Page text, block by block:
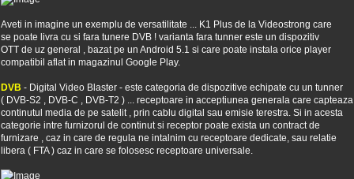
Aveti in imagine un exemplu de versatilitate ... K1 Plus de la Videostrong care
se poate livra cu si fara tunere DVB ! varianta fara tunner este un dispozitiv
OTT de uz general , bazat pe un Android 5.1 si care poate instala orice player
compatibil aflat in magazinul Google Play.
DVB - Digital Video Blaster - este categoria de dispozitive echipate cu un tunner
( DVB-S2 , DVB-C , DVB-T2 ) ... receptoare in acceptiunea generala care capteaza
continutul media de pe satelit , prin cablu digital sau emisie terestra. Si in acesta
categorie intre furnizorul de continut si receptor poate exista un contract de
furnizare , caz in care de regula ne intalnim cu receptoare dedicate, sau relatie
libera ( FTA ) caz in care se folosesc receptoare universale.